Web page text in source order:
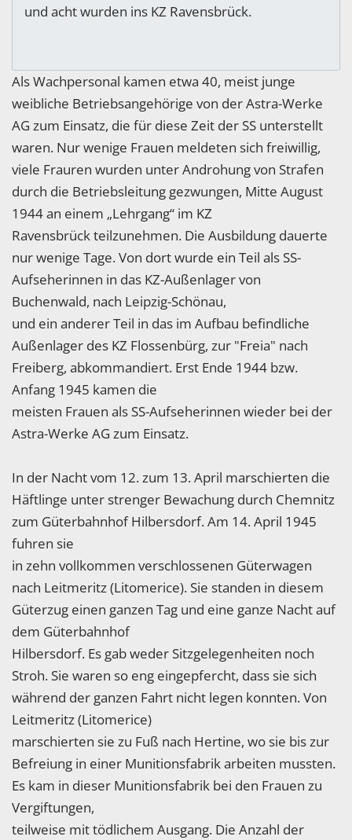
und acht wurden ins KZ Ravensbrück.
Als Wachpersonal kamen etwa 40, meist junge
weibliche Betriebsangehörige von der Astra-Werke
AG zum Einsatz, die für diese Zeit der SS unterstellt
waren. Nur wenige Frauen meldeten sich freiwillig,
viele Frauren wurden unter Androhung von Strafen
durch die Betriebsleitung gezwungen, Mitte August
1944 an einem „Lehrgang“ im KZ
Ravensbrück teilzunehmen. Die Ausbildung dauerte
nur wenige Tage. Von dort wurde ein Teil als SS-
Aufseherinnen in das KZ-Außenlager von
Buchenwald, nach Leipzig-Schönau,
und ein anderer Teil in das im Aufbau befindliche
Außenlager des KZ Flossenbürg, zur "Freia" nach
Freiberg, abkommandiert. Erst Ende 1944 bzw.
Anfang 1945 kamen die
meisten Frauen als SS-Aufseherinnen wieder bei der
Astra-Werke AG zum Einsatz.
In der Nacht vom 12. zum 13. April marschierten die
Häftlinge unter strenger Bewachung durch Chemnitz
zum Güterbahnhof Hilbersdorf. Am 14. April 1945
fuhren sie
in zehn vollkommen verschlossenen Güterwagen
nach Leitmeritz (Litomerice). Sie standen in diesem
Güterzug einen ganzen Tag und eine ganze Nacht auf
dem Güterbahnhof
Hilbersdorf. Es gab weder Sitzgelegenheiten noch
Stroh. Sie waren so eng eingepfercht, dass sie sich
während der ganzen Fahrt nicht legen konnten. Von
Leitmeritz (Litomerice)
marschierten sie zu Fuß nach Hertine, wo sie bis zur
Befreiung in einer Munitionsfabrik arbeiten mussten.
Es kam in dieser Munitionsfabrik bei den Frauen zu
Vergiftungen,
teilweise mit tödlichem Ausgang. Die Anzahl der